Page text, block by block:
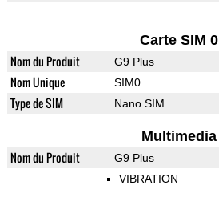
Carte SIM 0
Nom du Produit G9 Plus
Nom Unique SIM0
Type de SIM Nano SIM
Multimedia
Nom du Produit G9 Plus
VIBRATION